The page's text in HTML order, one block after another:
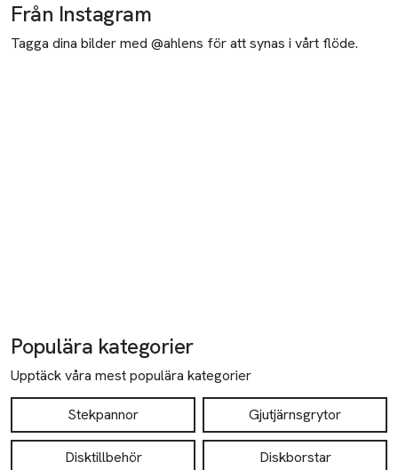
Från Instagram
Tagga dina bilder med @ahlens för att synas i vårt flöde.
Populära kategorier
Upptäck våra mest populära kategorier
Stekpannor Gjutjärnsgrytor
Disktillbehör Diskborstar